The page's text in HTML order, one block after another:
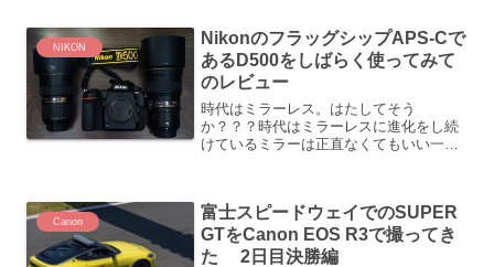
NIKON
NikonのフラッグシップAPS-Cで
あるD500をしばらく使ってみて
のレビュー
時代はミラーレス。はたしてそう
か？？？時代はミラーレスに進化をし続
けているミラーは正直なくてもいい一眼
使ってみてのレビューを...
Canon
富士スピードウェイでのSUPER
GTをCanon EOS R3で撮ってき
た 2日目決勝編